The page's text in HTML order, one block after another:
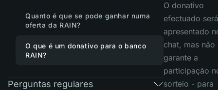
Quanto é que se pode ganhar numa
oferta da RAIN?
O que é um donativo para o banco
RAIN?
Perguntas regulares
O donativo
efectuado será
apresentado
chat, mas não
garante a
participação
sorteio - para